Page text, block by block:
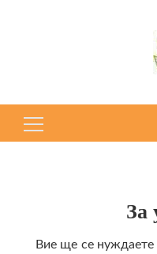
За
Вие ще се нуждаете